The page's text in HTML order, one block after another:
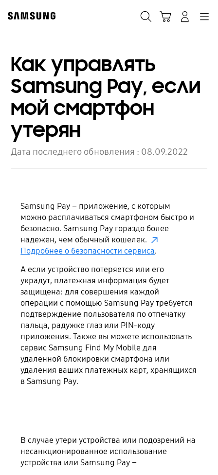
content
Как управлять
Samsung Pay, если
мой смартфон
утерян
Дата последнего обновления : 08.09.2022
Samsung Pay – приложение, с которым
можно расплачиваться смартфоном быстро и
безопасно. Samsung Pay гораздо более
надежен, чем обычный кошелек.
Подробнее о безопасности сервиса.
А если устройство потеряется или его
украдут, платежная информация будет
защищена: для совершения каждой
операции с помощью Samsung Pay требуется
подтверждение пользователя по отпечатку
пальца, радужке глаз или PIN-коду
приложения. Также вы можете использовать
сервис Samsung Find My Mobile для
удаленной блокировки смартфона или
удаления ваших платежных карт, хранящихся
в Samsung Pay.
В случае утери устройства или подозрений на
несанкционированное использование
устройства или Samsung Pay –